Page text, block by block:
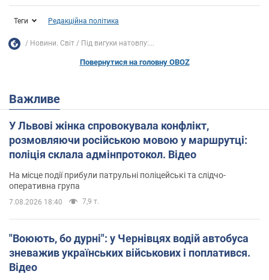
Теги Редакційна політика
Новини. Світ Під вигуки натовпу:...
Повернутися на головну OBOZ
Важливе
У Львові жінка спровокувала конфлікт,
розмовляючи російською мовою у маршрутці:
поліція склала адмінпротокол. Відео
На місце події прибули патрульні поліцейські та слідчо-
оперативна група
7.08.2026 18:40 7,9 т.
"Воюють, бо дурні": у Чернівцях водій автобуса
зневажив українських військових і поплатився.
Відео